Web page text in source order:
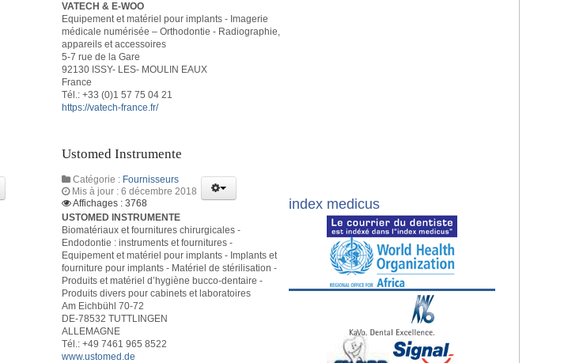
VATECH & E-WOO
Equipement et matériel pour implants - Imagerie
médicale numérisée – Orthodontie - Radiographie,
appareils et accessoires
5-7 rue de la Gare
92130 ISSY- LES- MOULIN EAUX
France
Tél.: +33 (0)1 57 75 04 21
https://vatech-france.fr/
Ustomed Instrumente
Catégorie : Fournisseurs
Mis à jour : 6 décembre 2018
Affichages : 3768
USTOMED INSTRUMENTE
Biomatériaux et fournitures chirurgicales -
Endodontie : instruments et fournitures -
Equipement et matériel pour implants - Implants et
fourniture pour implants - Matériel de stérilisation -
Produits et matériel d’hygiène bucco-dentaire -
Produits divers pour cabinets et laboratoires
Am Eichbühl 70-72
DE-78532 TUTTLINGEN
ALLEMAGNE
Tél.: +49 7461 965 8522
www.ustomed.de
index medicus